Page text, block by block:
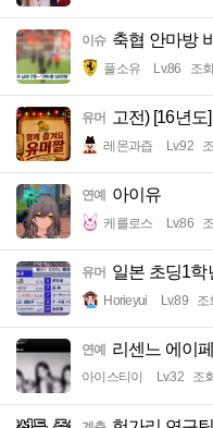
이슈 축협 안마방
풀소유 Lv.86 조
유머 고전) [16년도
레몬과즙 Lv.92
연예 아이유
케를로스 Lv.86
유머 일본 초딩1학
Horieyui Lv.89 조
연예 리센느 에이
아이스티이 Lv.32 조